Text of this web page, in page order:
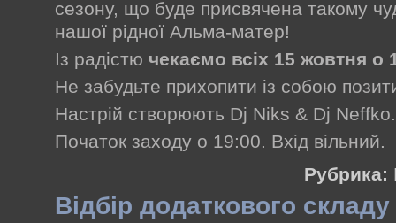
сезону, що буде присвячена такому
нашої рідної Альма-матер!
Із радістю чекаємо всіх 15 жовтня
Не забудьте прихопити із собою
Настрій створюють Dj Niks & Dj Neffko.
Початок заходу о 19:00. Вхід вільний.
Рубрика:
Відбір додаткового складу